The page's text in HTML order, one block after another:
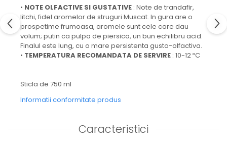
• NOTE OLFACTIVE SI GUSTATIVE : Note de trandafir,
litchi, fidel aromelor de struguri Muscat. In gura are o
prospetime frumoasa, aromele sunt cele care dau
volum; putin ca pulpa de piersica, un bun echilibru acid.
Finalul este lung, cu o mare persistenta gusto-olfactiva.
• TEMPERATURA RECOMANDATA DE SERVIRE : 10-12 ºC
Sticla de 750 ml
Informatii conformitate produs
Caracteristici